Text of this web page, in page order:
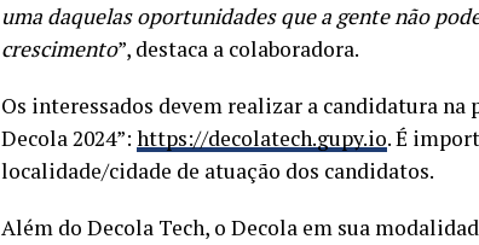
uma daquelas oportunidades que a gente não
crescimento”, destaca a colaboradora.
Os interessados devem realizar a candidatura
Decola 2024”: https://decolatech.gupy.io. É
localidade/cidade de atuação dos candidatos.
Além do Decola Tech, o Decola em sua